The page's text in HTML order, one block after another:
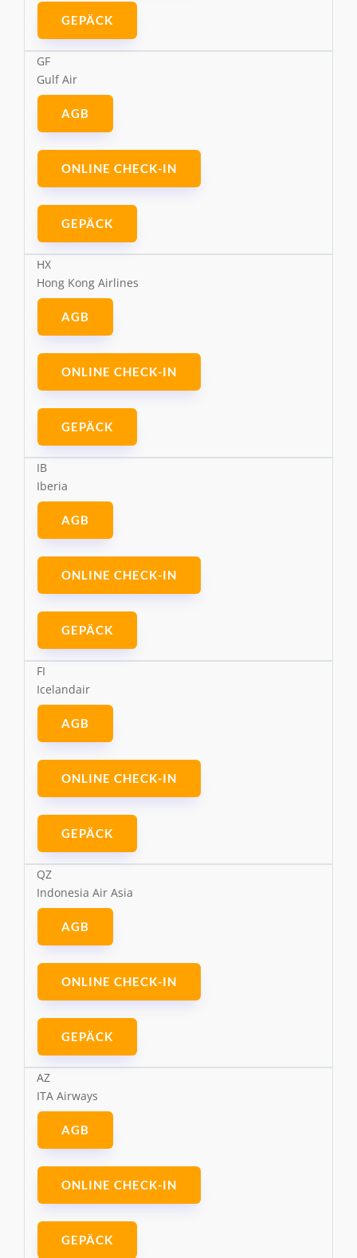
GEPÄCK
GF
Gulf Air
AGB
ONLINE CHECK-IN
GEPÄCK
HX
Hong Kong Airlines
AGB
ONLINE CHECK-IN
GEPÄCK
IB
Iberia
AGB
ONLINE CHECK-IN
GEPÄCK
FI
Icelandair
AGB
ONLINE CHECK-IN
GEPÄCK
QZ
Indonesia Air Asia
AGB
ONLINE CHECK-IN
GEPÄCK
AZ
ITA Airways
AGB
ONLINE CHECK-IN
GEPÄCK